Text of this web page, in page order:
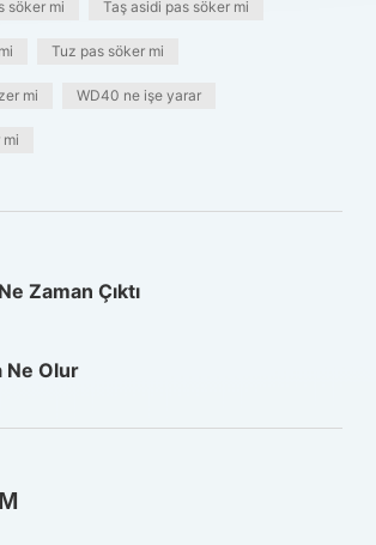
söker mi Taş asidi pas söker mi
Tuz pas söker mi
mi WD40 ne işe yarar
Zaman Çıktı
Ne Olur